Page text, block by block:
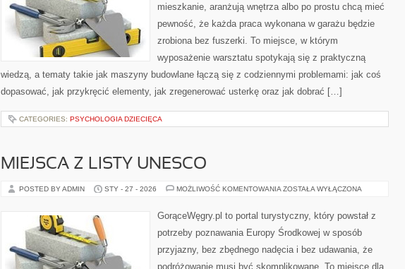
mieszkanie, aranżują wnętrza albo po prostu chcą mieć
pewność, że każda praca wykonana w garażu będzie
zrobiona bez fuszerki. To miejsce, w którym
wyposażenie warsztatu spotykają się z praktyczną
wiedzą, a tematy takie jak maszyny budowlane łączą się z codziennymi problemami: jak coś
dopasować, jak przykręcić elementy, jak zregenerować usterkę oraz jak dobrać […]
CATEGORIES: PSYCHOLOGIA DZIECIĘCA
MIEJSCA Z LISTY UNESCO
POSTED BY ADMIN STY - 27 - 2026 MOŻLIWOŚĆ KOMENTOWANIA MIEJSCA
UNESCO
ZOSTAŁA WYŁĄCZONA
GorąceWęgry.pl to portal turystyczny, który powstał z
potrzeby poznawania Europy Środkowej w sposób
przyjazny, bez zbędnego nadęcia i bez udawania, że
podróżowanie musi być skomplikowane. To miejsce dla